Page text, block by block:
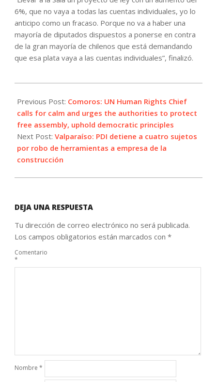
6%, que no vaya a todas las cuentas individuales, yo lo
anticipo como un fracaso. Porque no va a haber una
mayoría de diputados dispuestos a ponerse en contra
de la gran mayoría de chilenos que está demandando
que esa plata vaya a las cuentas individuales”, finalizó.
01-
17
Previous Post: Comoros: UN Human Rights Chief
calls for calm and urges the authorities to protect
free assembly, uphold democratic principles
Next Post: Valparaíso: PDI detiene a cuatro sujetos
por robo de herramientas a empresa de la
construcción
DEJA UNA RESPUESTA
Tu dirección de correo electrónico no será publicada.
Los campos obligatorios están marcados con *
Comentario
*
Nombre *